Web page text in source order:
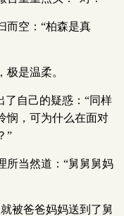
而空：“柏森是真
是温柔。
了自己的疑惑：“同样
悯，可为什么在面对
”
所当然道：“舅舅舅妈
被爸爸妈妈送到了舅